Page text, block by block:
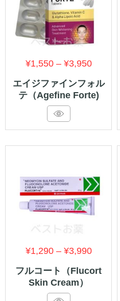
エイジファインフォル
テ（Agefine Forte)
¥1,550 –¥3,950価
格
帯:
–
¥3,950
フルコート（Flucort
Skin Cream）
¥1,290 –¥3,990価
格